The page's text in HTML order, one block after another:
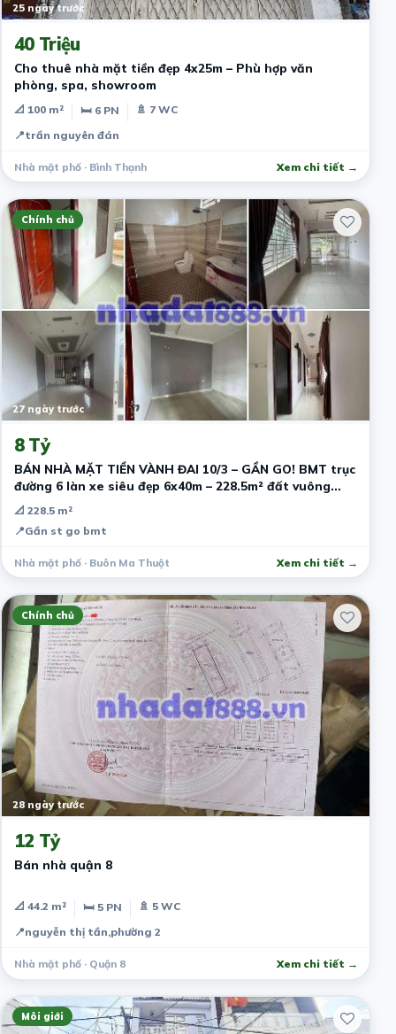
25 ngày trước
40 Triệu
Cho thuê nhà mặt tiền đẹp 4x25m – Phù hợp văn
phòng, spa, showroom
📐 100 m² 🛏 6 PN
🚿 7 WC
📍trần nguyên đán
Nhà mặt phố · Bình Thạnh Xem chi tiết →
Chính chủ
27 ngày trước
8 Tỷ
BÁN NHÀ MẶT TIỀN VÀNH ĐAI 10/3 – GẦN GO! BMT trục
đường 6 làn xe siêu đẹp 6x40m – 228.5m² đất vuông
hiếm Nhà sẵn 2PN
📐 228.5 m²
📍Gần st go bmt
Nhà mặt phố · Buôn Ma Thuột Xem chi tiết →
Chính chủ
28 ngày trước
12 Tỷ
Bán nhà quận 8
📐 44.2 m² 🛏 5 PN
🚿 5 WC
📍nguyễn thị tần,phường 2
Nhà mặt phố · Quận 8 Xem chi tiết →
Môi giới